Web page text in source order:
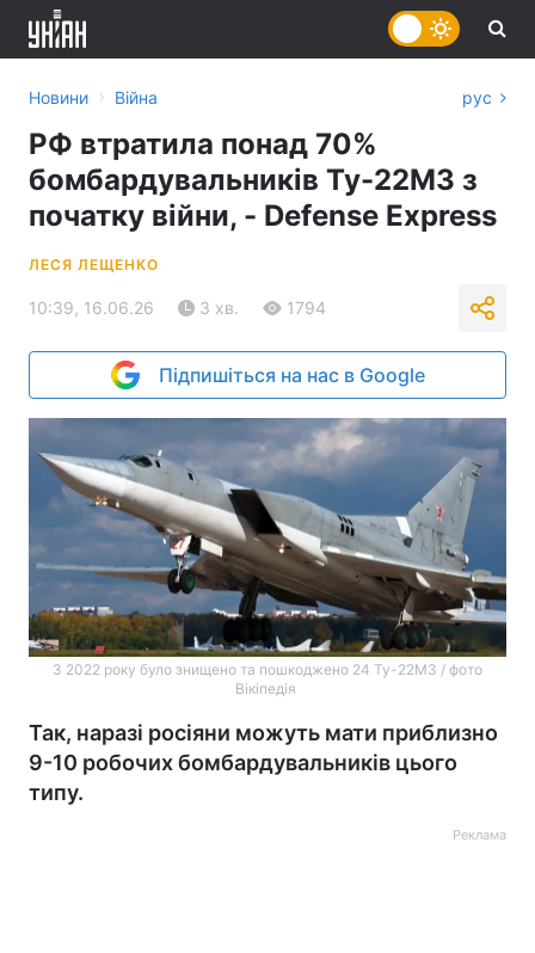
Новини › Війна рус
РФ втратила понад 70%
бомбардувальників Ту-22М3 з
початку війни, - Defense Express
ЛЕСЯ ЛЕЩЕНКО
10:39, 16.06.26 3 хв. 1794
Підпишіться на нас в Google
З 2022 року було знищено та пошкоджено 24 Ту-22М3 / фото
Вікіпедія
Так, наразі росіяни можуть мати приблизно
9-10 робочих бомбардувальників цього
типу.
Реклама